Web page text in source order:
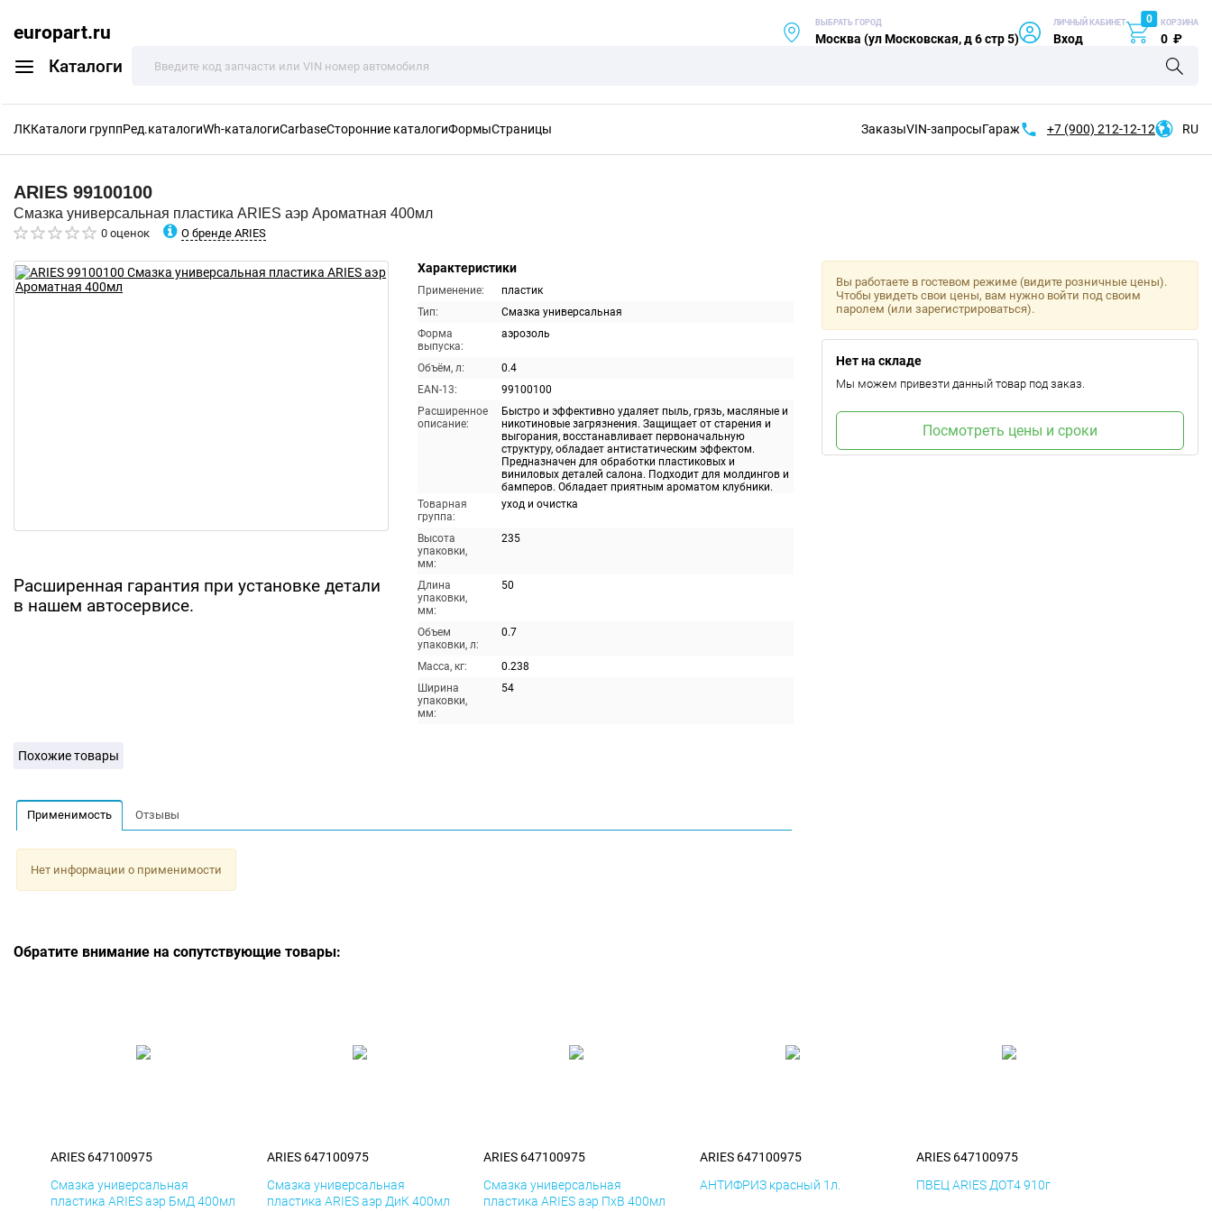
europart.ru
Каталоги
ВЫБРАТЬ ГОРОД
Москва (ул Московская, д 6 стр 5)
ЛИЧНЫЙ КАБИНЕТ
Вход
0 КОРЗИНА
0 ₽
ЛККаталоги группРед.каталогиWh-каталогиCarbaseСторонние каталогиФормыСтраницы ЗаказыVIN-запросыГараж +7 (900) 212-12-12 RU
ARIES 99100100
Смазка универсальная пластика ARIES аэр Ароматная 400мл
0 оценок О бренде ARIES
Расширенная гарантия при установке детали
в нашем автосервисе.
Характеристики
Применение:
пластик
Тип:
Смазка универсальная
Форма
выпуска:
аэрозоль
Объём, л:
0.4
EAN-13:
99100100
Расширенное
описание:
Быстро и эффективно удаляет пыль, грязь, масляные и
никотиновые загрязнения. Защищает от старения и
выгорания, восстанавливает первоначальную
структуру, обладает антистатическим эффектом.
Предназначен для обработки пластиковых и
виниловых деталей салона. Подходит для молдингов и
бамперов. Обладает приятным ароматом клубники.
Товарная
группа:
уход и очистка
Высота
упаковки,
мм:
235
Длина
упаковки,
мм:
50
Объем
упаковки, л:
0.7
Масса, кг:
0.238
Ширина
упаковки,
мм:
54
Вы работаете в гостевом режиме (видите розничные цены).
Чтобы увидеть свои цены, вам нужно войти под своим
паролем (или зарегистрироваться).
Нет на складе
Мы можем привезти данный товар под заказ.
Посмотреть цены и сроки
Похожие товары
Применимость Отзывы
Нет информации о применимости
Обратите внимание на сопутствующие товары:
ARIES 647100975
Смазка универсальная
пластика ARIES аэр БмД 400мл
ARIES 647100975
Смазка универсальная
пластика ARIES аэр ДиК 400мл
ARIES 647100975
Смазка универсальная
пластика ARIES аэр ПхВ 400мл
ARIES 647100975
АНТИФРИЗ красный 1л.
ARIES 647100975
ПВЕЦ ARIES ДОТ4 910г